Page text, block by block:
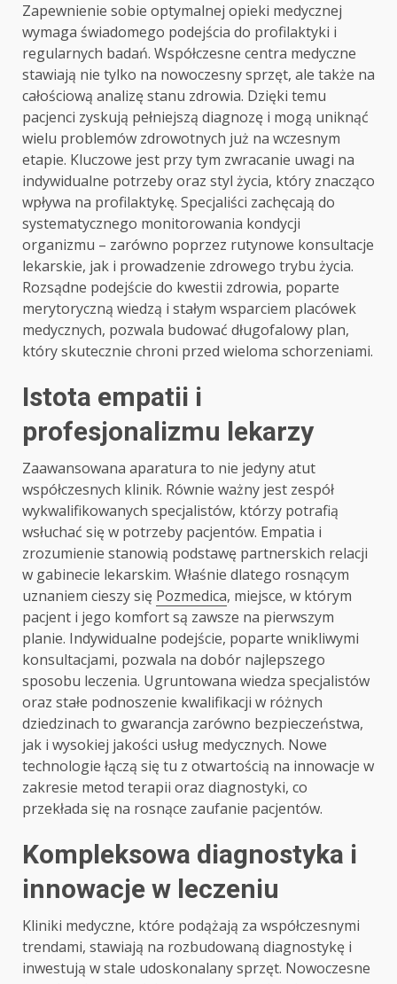
Zapewnienie sobie optymalnej opieki medycznej
wymaga świadomego podejścia do profilaktyki i
regularnych badań. Współczesne centra medyczne
stawiają nie tylko na nowoczesny sprzęt, ale także na
całościową analizę stanu zdrowia. Dzięki temu
pacjenci zyskują pełniejszą diagnozę i mogą uniknąć
wielu problemów zdrowotnych już na wczesnym
etapie. Kluczowe jest przy tym zwracanie uwagi na
indywidualne potrzeby oraz styl życia, który znacząco
wpływa na profilaktykę. Specjaliści zachęcają do
systematycznego monitorowania kondycji
organizmu – zarówno poprzez rutynowe konsultacje
lekarskie, jak i prowadzenie zdrowego trybu życia.
Rozsądne podejście do kwestii zdrowia, poparte
merytoryczną wiedzą i stałym wsparciem placówek
medycznych, pozwala budować długofalowy plan,
który skutecznie chroni przed wieloma schorzeniami.
Istota empatii i
profesjonalizmu lekarzy
Zaawansowana aparatura to nie jedyny atut
współczesnych klinik. Równie ważny jest zespół
wykwalifikowanych specjalistów, którzy potrafią
wsłuchać się w potrzeby pacjentów. Empatia i
zrozumienie stanowią podstawę partnerskich relacji
w gabinecie lekarskim. Właśnie dlatego rosnącym
uznaniem cieszy się Pozmedica, miejsce, w którym
pacjent i jego komfort są zawsze na pierwszym
planie. Indywidualne podejście, poparte wnikliwymi
konsultacjami, pozwala na dobór najlepszego
sposobu leczenia. Ugruntowana wiedza specjalistów
oraz stałe podnoszenie kwalifikacji w różnych
dziedzinach to gwarancja zarówno bezpieczeństwa,
jak i wysokiej jakości usług medycznych. Nowe
technologie łączą się tu z otwartością na innowacje w
zakresie metod terapii oraz diagnostyki, co
przekłada się na rosnące zaufanie pacjentów.
Kompleksowa diagnostyka i
innowacje w leczeniu
Kliniki medyczne, które podążają za współczesnymi
trendami, stawiają na rozbudowaną diagnostykę i
inwestują w stale udoskonalany sprzęt. Nowoczesne